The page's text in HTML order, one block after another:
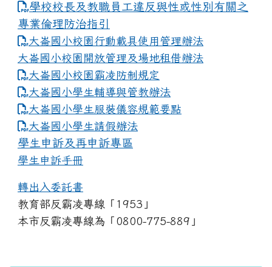
學校校長及教職員工違反與性或性別有關之
專業倫理防治指引
大崙國小校園行動載具使用管理辦法
大崙國小校園開放管理及場地租借辦法
大崙國小校園霸凌防制規定
大崙國小學生輔導與管教辦法
大崙國小學生服裝儀容規範要點
link to https://www.dles.tyc.edu.tw/uploads/
大崙國小學生請假辦法
學生申訴及再申訴專區
學生申訴手冊
轉出入委託書
教育部反霸凌專線「1953」
本市反霸凌專線為「0800-775-889」